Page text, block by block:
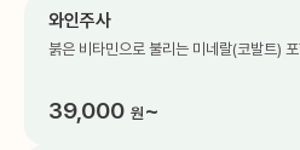
와인주사
붉은 비타민으로 불리는 미네랄(코발트)
39,000 원 ~